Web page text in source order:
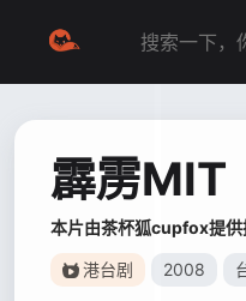
霹雳MIT
本片由茶杯狐cupfox提供
港台剧 2008